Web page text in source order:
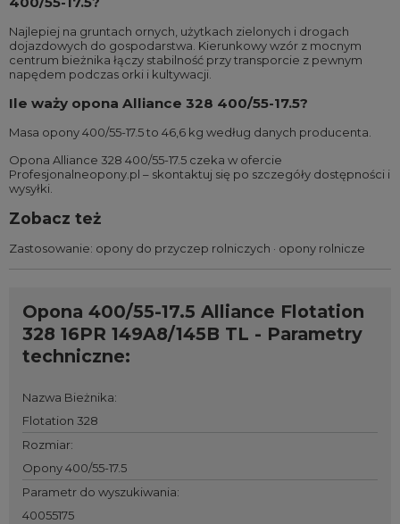
Najlepiej na gruntach ornych, użytkach zielonych i drogach
dojazdowych do gospodarstwa. Kierunkowy wzór z mocnym
centrum bieżnika łączy stabilność przy transporcie z pewnym
napędem podczas orki i kultywacji.
Ile waży opona Alliance 328 400/55-17.5?
Masa opony 400/55-17.5 to 46,6 kg według danych producenta.
Opona Alliance 328 400/55-17.5 czeka w ofercie
Profesjonalneopony.pl – skontaktuj się po szczegóły dostępności i
wysyłki.
Zobacz też
Zastosowanie: opony do przyczep rolniczych · opony rolnicze
Opona 400/55-17.5 Alliance Flotation
328 16PR 149A8/145B TL - Parametry
techniczne:
Nazwa Bieżnika:
Flotation 328
Rozmiar:
Opony 400/55-17.5
Parametr do wyszukiwania:
40055175